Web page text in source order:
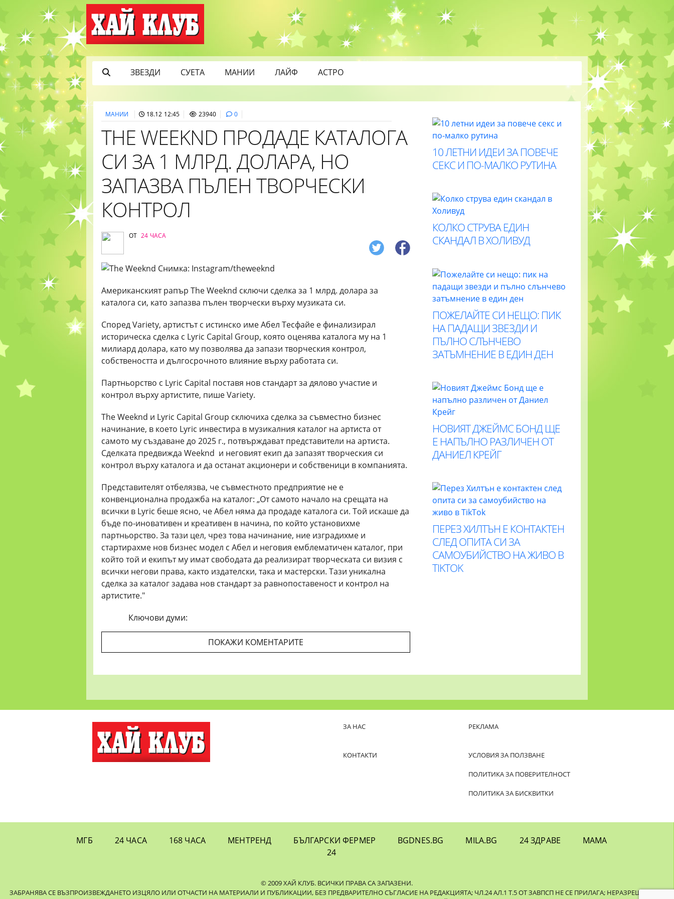
ЗВЕЗДИ СУЕТА МАНИИ ЛАЙФ АСТРО
МАНИИ 18.12 12:45 23940 0
THE WEEKND ПРОДАДЕ КАТАЛОГА
СИ ЗА 1 МЛРД. ДОЛАРА, НО
ЗАПАЗВА ПЪЛЕН ТВОРЧЕСКИ
КОНТРОЛ
ОТ 24 ЧАСА
Американският рапър The Weeknd сключи сделка за 1 млрд. долара за
каталога си, като запазва пълен творчески върху музиката си.
Според Variety, артистът с истинско име Абел Тесфайе е финализирал
историческа сделка с Lyric Capital Group, която оценява каталога му на 1
милиард долара, като му позволява да запази творческия контрол,
собствеността и дългосрочното влияние върху работата си.
Партньорство с Lyric Capital поставя нов стандарт за дялово участие и
контрол върху артистите, пише Variety.
The Weeknd и Lyric Capital Group сключиха сделка за съвместно бизнес
начинание, в което Lyric инвестира в музикалния каталог на артиста от
самото му създаване до 2025 г., потвърждават представители на артиста.
Сделката предвижда Weeknd и неговият екип да запазят творческия си
контрол върху каталога и да останат акционери и собственици в компанията.
Представителят отбелязва, че съвместното предприятие не е
конвенционална продажба на каталог: „От самото начало на срещата на
всички в Lyric беше ясно, че Абел няма да продаде каталога си. Той искаше да
бъде по-иновативен и креативен в начина, по който установихме
партньорство. За тази цел, чрез това начинание, ние изградихме и
стартирахме нов бизнес модел с Абел и неговия емблематичен каталог, при
който той и екипът му имат свободата да реализират творческата си визия с
всички негови права, както издателски, така и мастерски. Тази уникална
сделка за каталог задава нов стандарт за равнопоставеност и контрол на
артистите."
Ключови думи:
ПОКАЖИ КОМЕНТАРИТЕ
10 ЛЕТНИ ИДЕИ ЗА ПОВЕЧЕ
СЕКС И ПО-МАЛКО РУТИНА
КОЛКО СТРУВА ЕДИН
СКАНДАЛ В ХОЛИВУД
ПОЖЕЛАЙТЕ СИ НЕЩО: ПИК
НА ПАДАЩИ ЗВЕЗДИ И
ПЪЛНО СЛЪНЧЕВО
ЗАТЪМНЕНИЕ В ЕДИН ДЕН
НОВИЯТ ДЖЕЙМС БОНД ЩЕ
Е НАПЪЛНО РАЗЛИЧЕН ОТ
ДАНИЕЛ КРЕЙГ
ПЕРЕЗ ХИЛТЪН Е КОНТАКТЕН
СЛЕД ОПИТА СИ ЗА
САМОУБИЙСТВО НА ЖИВО В
TIKTOK
ЗА НАС
КОНТАКТИ
РЕКЛАМА
УСЛОВИЯ ЗА ПОЛЗВАНЕ
ПОЛИТИКА ЗА ПОВЕРИТЕЛНОСТ
ПОЛИТИКА ЗА БИСКВИТКИ
МГБ 24 ЧАСА 168 ЧАСА МЕНТРЕНД БЪЛГАРСКИ ФЕРМЕР BGDNES.BG MILA.BG 24 ЗДРАВЕ
МАМА
24
© 2009 ХАЙ КЛУБ. ВСИЧКИ ПРАВА СА ЗАПАЗЕНИ.
ЗАБРАНЯВА СЕ ВЪЗПРОИЗВЕЖДАНЕТО ИЗЦЯЛО ИЛИ ОТЧАСТИ НА МАТЕРИАЛИ И ПУБЛИКАЦИИ, БЕЗ ПРЕДВАРИТЕЛНО СЪГЛАСИЕ НА РЕДАКЦИЯТА; ЧЛ.24 АЛ.1 Т.5 ОТ ЗАВПСП НЕ СЕ ПРИЛАГА; НЕРАЗРЕШЕНОТО